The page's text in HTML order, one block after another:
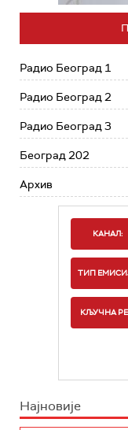
Радио Београд 1
Радио Београд 2
Радио Београд 3
Београд 202
Архив
КАНАЛ:
ТИП
КЉУЧНА
Најновије